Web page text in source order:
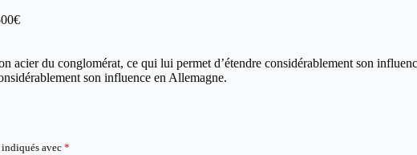
acier du conglomérat, ce qui lui permet d’étendre considérablement son
son influence en Allemagne.
avec *